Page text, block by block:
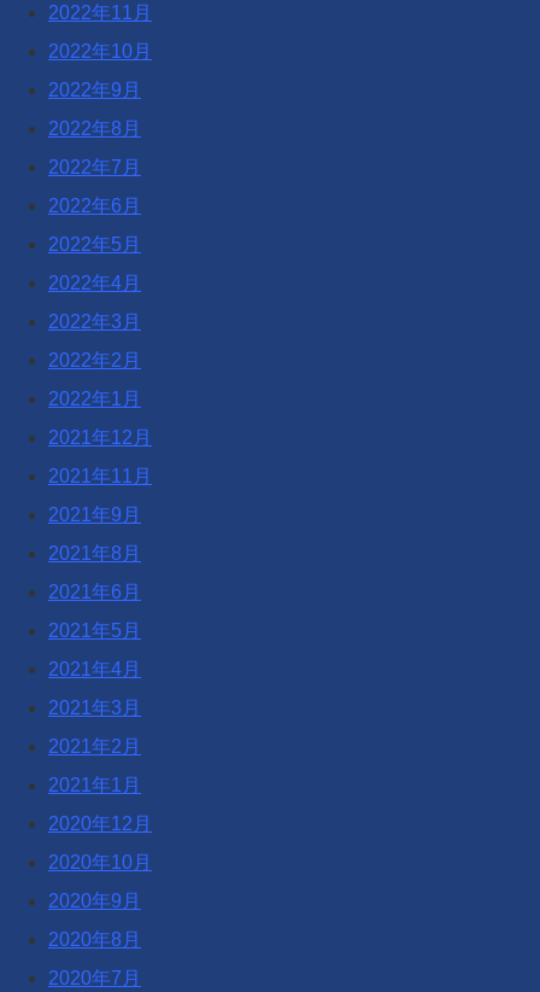
2022年11月
2022年10月
2022年9月
2022年8月
2022年7月
2022年6月
2022年5月
2022年4月
2022年3月
2022年2月
2022年1月
2021年12月
2021年11月
2021年9月
2021年8月
2021年6月
2021年5月
2021年4月
2021年3月
2021年2月
2021年1月
2020年12月
2020年10月
2020年9月
2020年8月
2020年7月